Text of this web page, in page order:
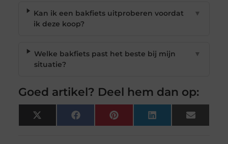
Kan ik een bakfiets uitproberen voordat
ik deze koop?
▼
Welke bakfiets past het beste bij mijn
situatie?
▼
Goed artikel? Deel hem dan op:
X
(Twitter)
FacebookPinterest LinkedIn Email